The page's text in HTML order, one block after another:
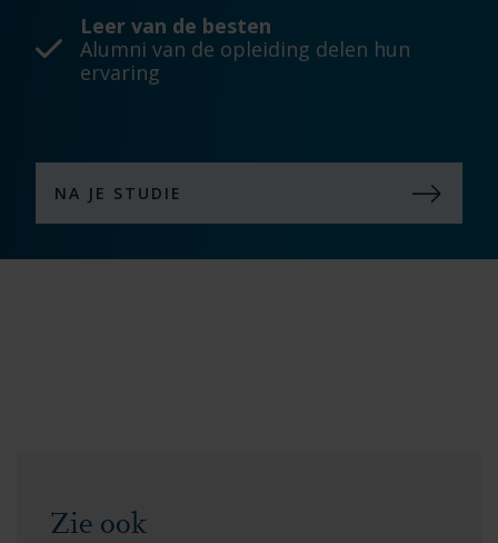
Leer van de besten
Alumni van de opleiding delen hun
ervaring
NA JE STUDIE
Zie ook